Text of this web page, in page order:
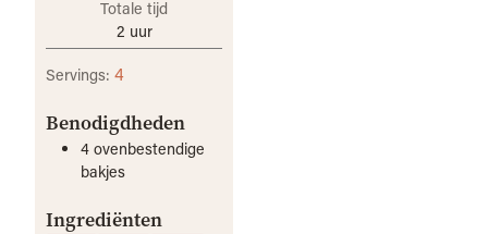
Totale tijd
2 uur
Servings:4
Benodigdheden
4 ovenbestendige
bakjes
Ingrediënten